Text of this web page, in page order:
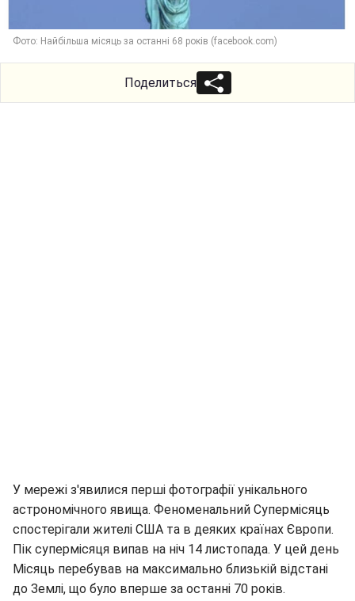
Фото: Найбільша місяць за останні 68 років (facebook.com)
Поделиться
У мережі з'явилися перші фотографії унікального
астрономічного явища. Феноменальний Супермісяць
спостерігали жителі США та в деяких країнах Європи.
Пік супермісяця випав на ніч 14 листопада. У цей день
Місяць перебував на максимально близькій відстані
до Землі, що було вперше за останні 70 років.